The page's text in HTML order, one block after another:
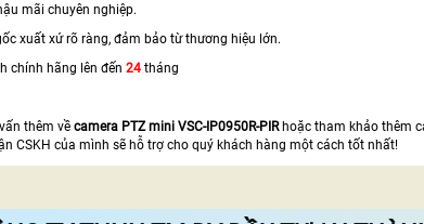
mãi chuyên nghiệp.
xuất xứ rõ ràng, đảm bảo từ thương hiệu lớn.
chính hãng lên đến 24 tháng
thêm về camera PTZ mini VSC-IP0950R-PIRhoặc tham khảo thêm
CSKH của mình sẽ hỗ trợ cho quý khách hàng một cách tốt nhất!